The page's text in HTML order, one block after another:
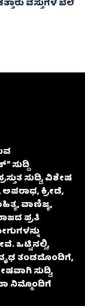
ವಸ್ತುಗಳ ಬೆಲೆ
ಸುದ್ದಿ
ಸುದ್ದಿ, ವಿಶೇಷ
ಕ್ರೀಡೆ,
ವಾಣಿಜ್ಯ,
ಪ್ರತಿ
ಒಟ್ಟಿನಲ್ಲಿ,
ತಂಡದೊಂದಿಗೆ,
ಸುದ್ದಿ,
ನಿಮ್ಮೊಂದಿಗೆ